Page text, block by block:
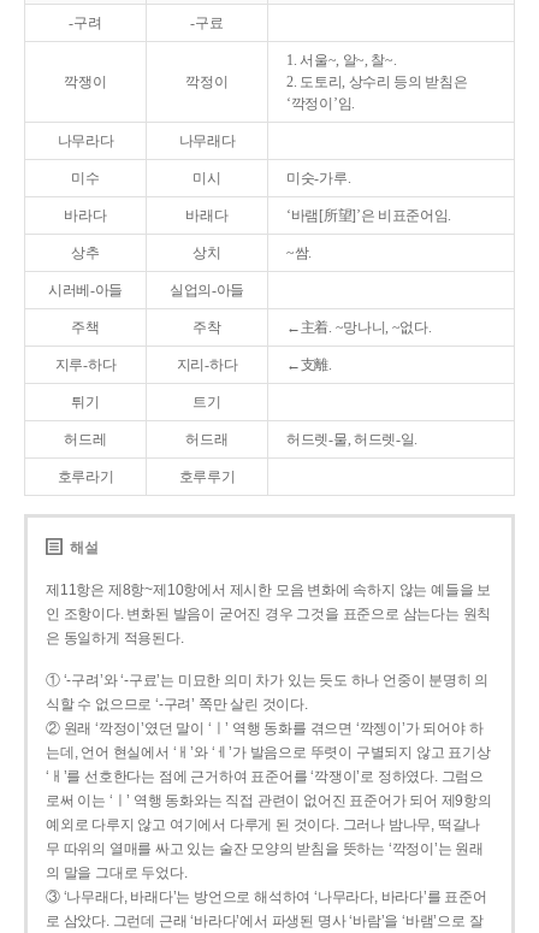
-구려 -구료
깍쟁이 깍정이
1. 서울~, 알~, 찰~.
2. 도토리, 상수리 등의 받침은
‘깍정이’임.
나무라다 나무래다
미수 미시 미숫-가루.
바라다 바래다 ‘바램[所望]’은 비표준어임.
상추 상치 ~쌈.
시러베-아들 실업의-아들
주책 주착 ←主着. ~망나니, ~없다.
지루-하다 지리-하다 ←支離.
튀기 트기
허드레 허드래 허드렛-물, 허드렛-일.
호루라기 호루루기
해설
제11항은 제8항~제10항에서 제시한 모음 변화에 속하지 않는 예들을 보
인 조항이다. 변화된 발음이 굳어진 경우 그것을 표준으로 삼는다는 원칙
은 동일하게 적용된다.
① ‘-구려’와 ‘-구료’는 미묘한 의미 차가 있는 듯도 하나 언중이 분명히 의
식할 수 없으므로 ‘-구려’ 쪽만 살린 것이다.
② 원래 ‘깍정이’였던 말이 ‘ㅣ’ 역행 동화를 겪으면 ‘깍젱이’가 되어야 하
는데, 언어 현실에서 ‘ㅐ’와 ‘ㅔ’가 발음으로 뚜렷이 구별되지 않고 표기상
‘ㅐ’를 선호한다는 점에 근거하여 표준어를 ‘깍쟁이’로 정하였다. 그럼으
로써 이는 ‘ㅣ’ 역행 동화와는 직접 관련이 없어진 표준어가 되어 제9항의
예외로 다루지 않고 여기에서 다루게 된 것이다. 그러나 밤나무, 떡갈나
무 따위의 열매를 싸고 있는 술잔 모양의 받침을 뜻하는 ‘깍정이’는 원래
의 말을 그대로 두었다.
③ ‘나무래다, 바래다’는 방언으로 해석하여 ‘나무라다, 바라다’를 표준어
로 삼았다. 그런데 근래 ‘바라다’에서 파생된 명사 ‘바람’을 ‘바램’으로 잘